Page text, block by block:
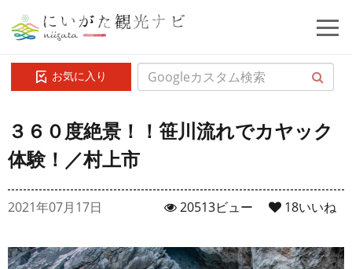
お気に入り
３６０度絶景！！笹川流れでカヤック
体験！／村上市
2021年07月17日 18いいね
20513ビュー